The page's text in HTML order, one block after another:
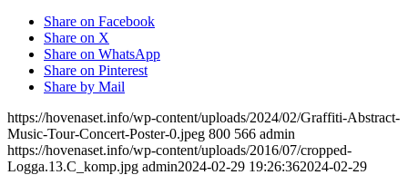
Share on Facebook
Share on X
Share on WhatsApp
Share on Pinterest
Share by Mail
https://hovenaset.info/wp-content/uploads/2024/02/Graffiti-Abstract-
Music-Tour-Concert-Poster-0.jpeg 800 566 admin
https://hovenaset.info/wp-content/uploads/2016/07/cropped-
Logga.13.C_komp.jpg admin2024-02-29 19:26:362024-02-29